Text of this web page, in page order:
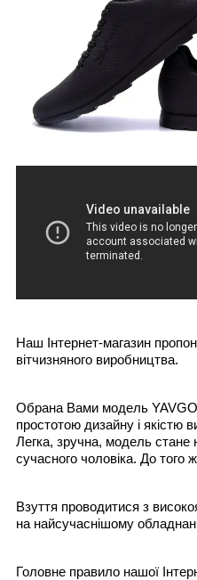
Наш Інтернет-магазин
вітчизняного виробництва.
Обрана Вами модель
простотою дизайну і якістю
Легка, зручна, модель стане
сучасного чоловіка. До того
Взуття проводитися з
на найсучаснішому
Головне правило нашої